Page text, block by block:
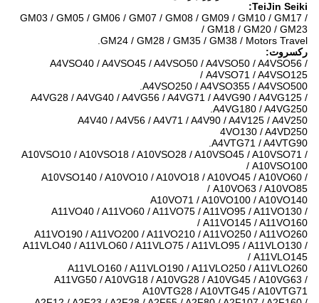
TeiJin Seiki:
GM03 / GM05 / GM06 / GM07 / GM08 / GM09 / GM10 / GM17 /
GM18 / GM20 / GM23 /
GM24 / GM28 / GM35 / GM38 / Motors Travel.
رکسروت:
A4VSO40 / A4VSO45 / A4VSO50 / A4VSO50 / A4VSO56 /
A4VSO71 / A4VSO125 /
A4VSO250 / A4VSO355 / A4VSO500.
A4VG28 / A4VG40 / A4VG56 / A4VG71 / A4VG90 / A4VG125 /
A4VG180 / A4VG250.
A4V40 / A4V56 / A4V71 / A4V90 / A4V125 / A4V250
4VO130 / A4VD250
A4VTG71 / A4VTG90.
A10VSO10 / A10VSO18 / A10VSO28 / A10VSO45 / A10VSO71 /
A10VSO100 /
A10VSO140 / A10VO10 / A10VO18 / A10VO45 / A10VO60 /
A10VO63 / A10VO85 /
A10VO71 / A10VO100 / A10VO140
A11VO40 / A11VO60 / A11VO75 / A11VO95 / A11VO130 /
A11VO145 / A11VO160 /
A11VO190 / A11VO200 / A11VO210 / A11VO250 / A11VO260
A11VLO40 / A11VLO60 / A11VLO75 / A11VLO95 / A11VLO130 /
A11VLO145 /
A11VLO160 / A11VLO190 / A11VLO250 / A11VLO260
A11VG50 / A10VG18 / A10VG28 / A10VG45 / A10VG63 /
A10VTG28 / A10VTG45 / A10VTG71